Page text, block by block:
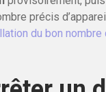
précis
du bon